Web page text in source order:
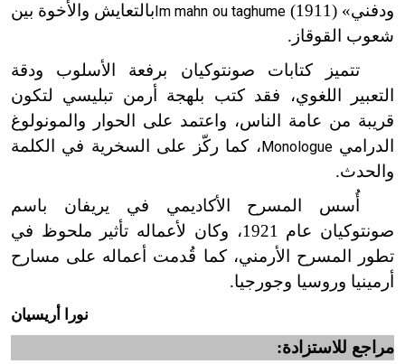
ودفني» (1911)
Im mahn ou taghume بالتعايش والأخوة بين
شعوب القوقاز.
تتميز كتابات صونتوكيان برفعة الأسلوب ودقة
التعبير اللغوي، فقد كتب بلهجة أرمن تبليسي لتكون
قريبة من عامة الناس، واعتمد على الحوار والمونولوغ
الدراميMonologue ، كما ركّز على السخرية في الكلمة
والحدث.
أُسس المسرح الأكاديمي في يريفان باسم
صونتوكيان عام 1921، وكان لأعماله تأثير ملحوظ في
تطور المسرح الأرمني، كما قُدمت أعماله على مسارح
أرمينيا وروسيا وجورجيا.
نورا أريسيان
مراجع للاستزادة: